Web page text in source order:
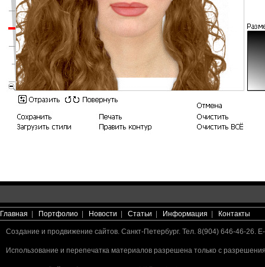
Главная | Портфолио | Новости | Статьи | Информация | Контакты
Создание и продвижение сайтов. Санкт-Петербург. Тел. 8(904) 646-46-26.
Использование и перепечатка материалов разрешена только с